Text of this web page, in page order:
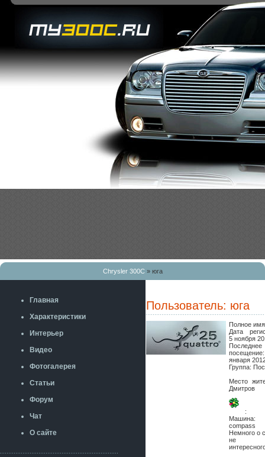
Chrysler 300C» юга
Главная
Характеристики
Интерьер
Видео
Фотогалерея
Статьи
Форум
Чат
О сайте
Пользователь: юга
Полное
Дата
5 ноября
Последнее
января
Группа:
Место
Дмитров
:
compass
Немного о
не